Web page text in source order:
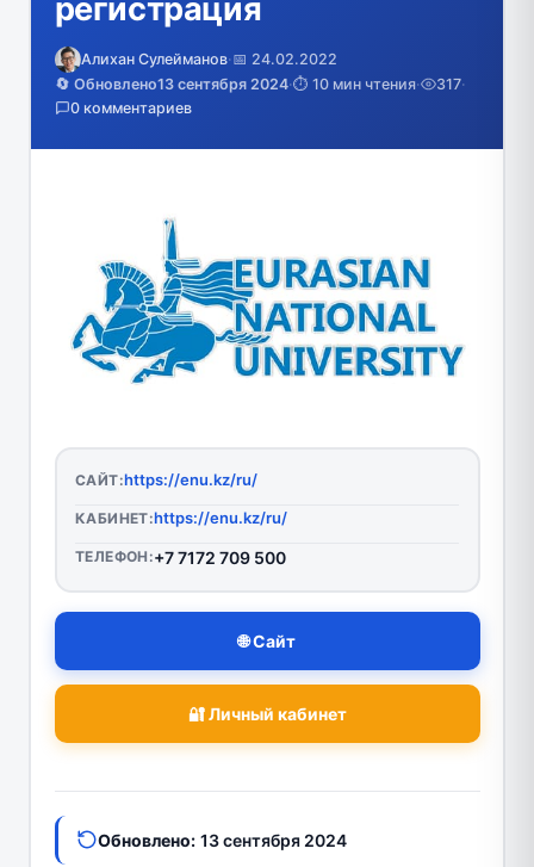
регистрация
Алихан Сулейманов·📅 24.02.2022
🔄 Обновлено13 сентября 2024·⏱️ 10 мин чтения· 317·
0 комментариев
САЙТ:https://enu.kz/ru/
КАБИНЕТ:https://enu.kz/ru/
ТЕЛЕФОН:+7 7172 709 500
🌐 Сайт
🔐 Личный кабинет
Обновлено: 13 сентября 2024